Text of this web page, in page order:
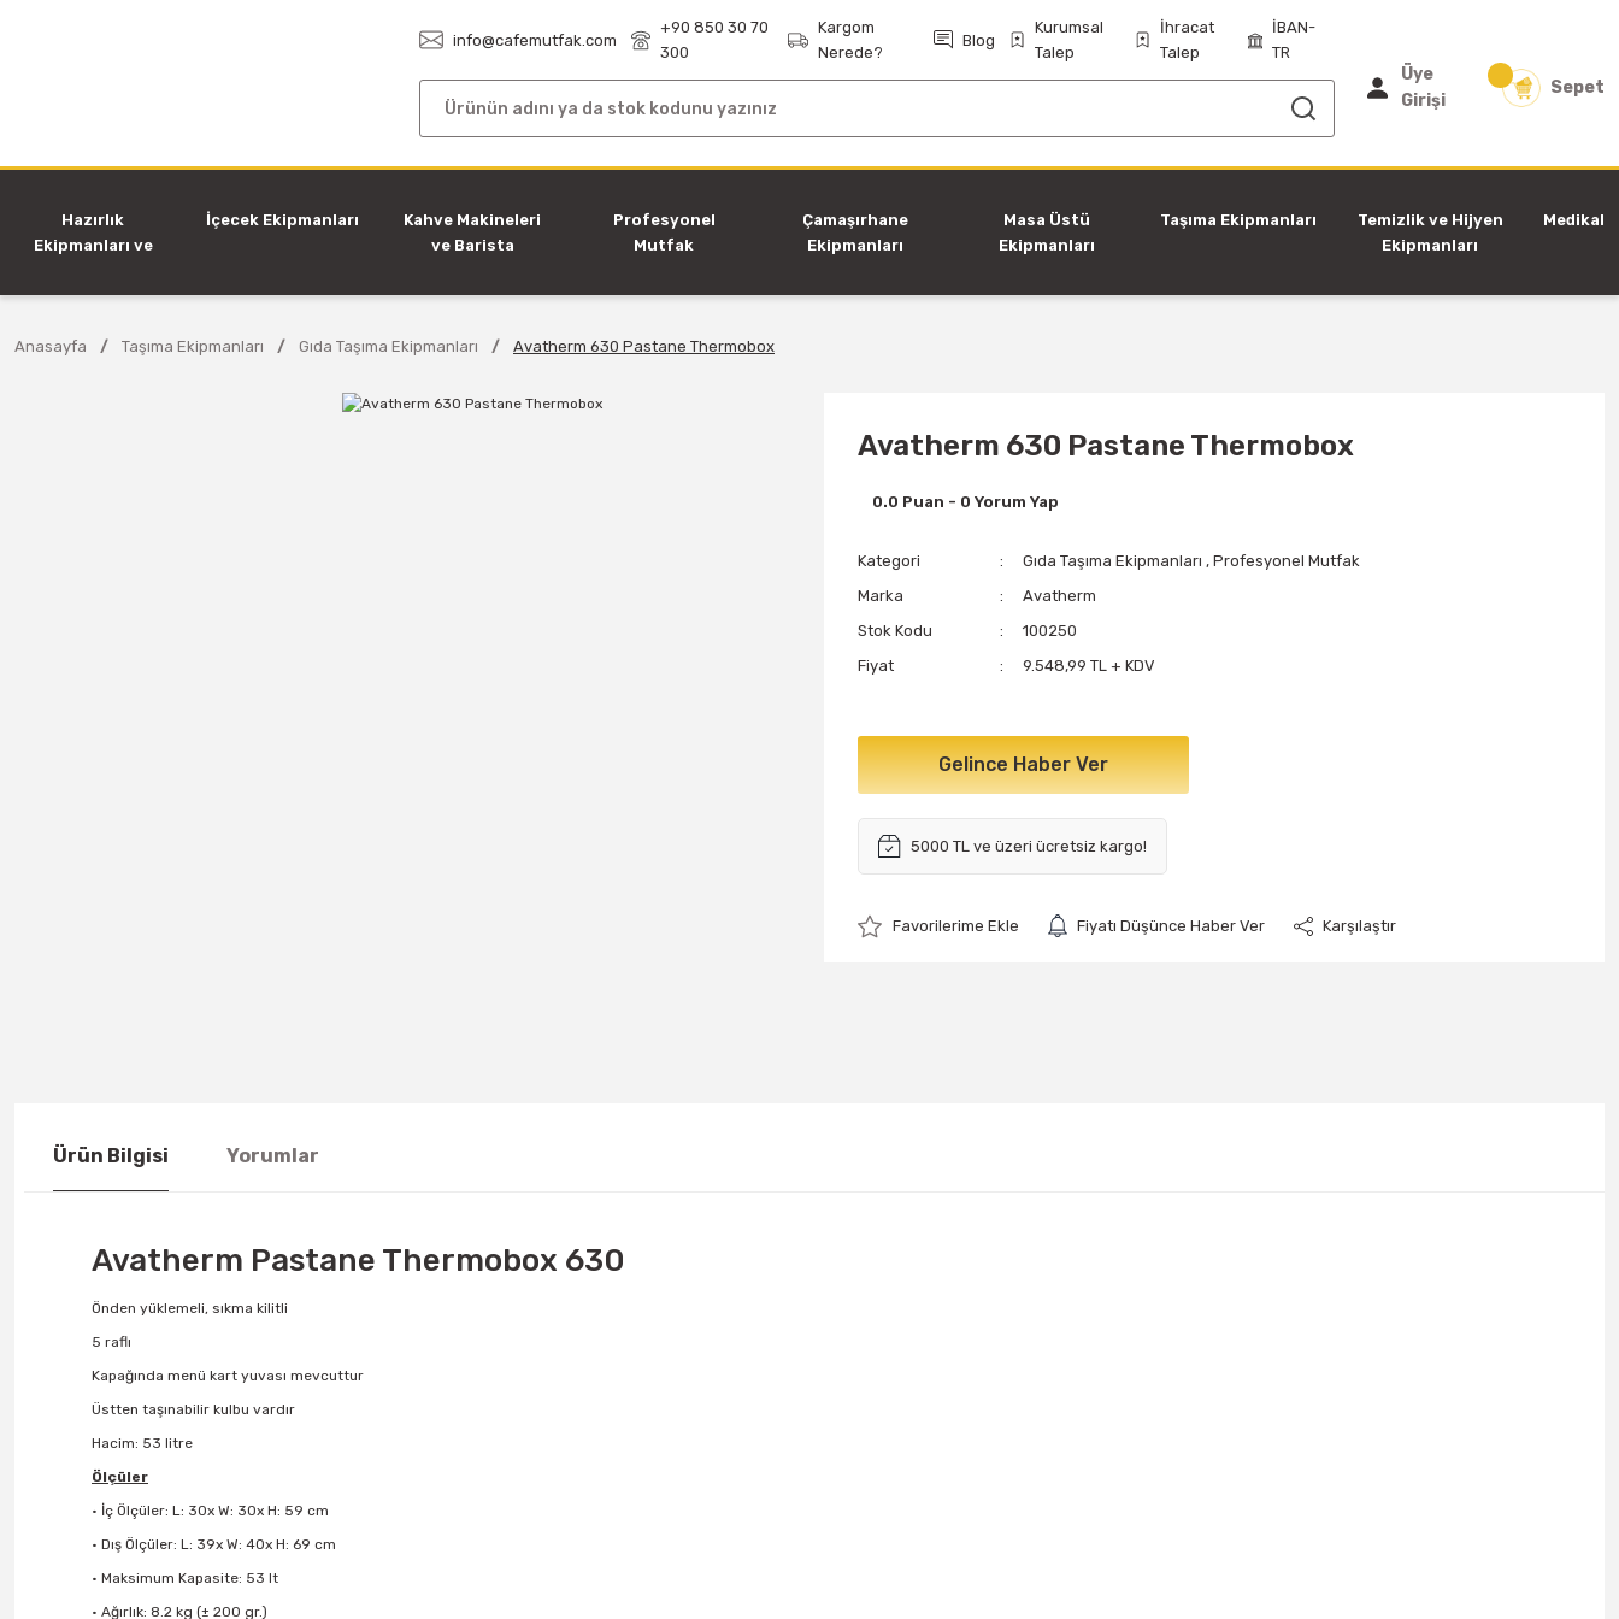
info@cafemutfak.com
+90 850 30 70
300
Kargom
Nerede?
Blog
Kurumsal
Talep
İhracat
Talep
İBAN-
TR
Üye
Girişi
Sepet
Hazırlık
Ekipmanları ve
İçecek Ekipmanları
Kahve Makineleri
ve Barista
Profesyonel
Mutfak
Çamaşırhane
Ekipmanları
Masa Üstü
Ekipmanları
Taşıma Ekipmanları
Temizlik ve Hijyen
Ekipmanları
Medikal
Anasayfa Taşıma Ekipmanları Gıda Taşıma Ekipmanları Avatherm 630 Pastane Thermobox
Avatherm 630 Pastane Thermobox
0.0 Puan - 0 Yorum Yap
Kategori Gıda Taşıma Ekipmanları ,Profesyonel Mutfak
Marka
Avatherm
Stok Kodu
100250
Fiyat
9.548,99 TL + KDV
Gelince Haber Ver
5000 TL ve üzeri ücretsiz kargo!
Fiyatı Düşünce Haber Ver Karşılaştır
Ürün Bilgisi Yorumlar
Avatherm Pastane Thermobox 630
Önden yüklemeli, sıkma kilitli
5 raflı
Kapağında menü kart yuvası mevcuttur
Üstten taşınabilir kulbu vardır
Hacim: 53 litre
Ölçüler
• İç Ölçüler: L: 30x W: 30x H: 59 cm
• Dış Ölçüler: L: 39x W: 40x H: 69 cm
• Maksimum Kapasite: 53 lt
• Ağırlık: 8.2 kg (± 200 gr.)